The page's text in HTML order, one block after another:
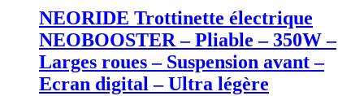
NEORIDE Trottinette électrique
NEOBOOSTER – Pliable – 350W –
Larges roues – Suspension avant –
Ecran digital – Ultra légère